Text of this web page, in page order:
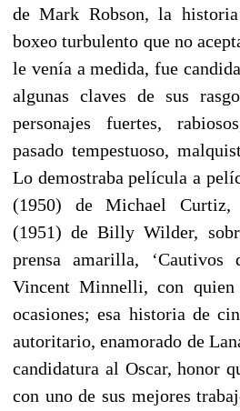
de Mark Robson, la
boxeo turbulento que no
le venía a medida, fue
algunas claves de sus
personajes fuertes,
pasado tempestuoso,
Lo demostraba película a
(1950) de Michael Curtiz,
(1951) de Billy Wilder,
prensa amarilla,
Vincent Minnelli, con quien
ocasiones; esa historia de
autoritario, enamorado de
candidatura al Oscar, honor
con uno de sus mejores